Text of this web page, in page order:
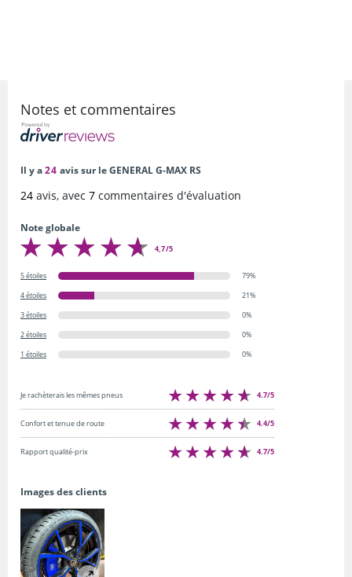
Notes et commentaires
Il y a24 avis sur le GENERAL G-MAX RS
24 avis, avec 7 commentaires d'évaluation
Note globale
4,7/5
5 étoiles
79%
4 étoiles
21%
3 étoiles
0%
2 étoiles
0%
1 étoiles
0%
Je rachèterais les mêmes pneus 4.7/5
Confort et tenue de route 4.4/5
Rapport qualité-prix 4.7/5
Images des clients